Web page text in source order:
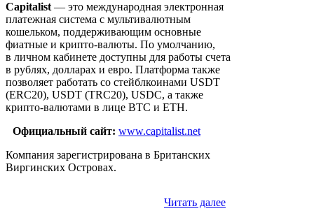
Capitalist — это международная электронная
платежная система с мультивалютным
кошельком, поддерживающим основные
фиатные и крипто-валюты. По умолчанию,
в личном кабинете доступны для работы счета
в рублях, долларах и евро. Платформа также
позволяет работать со стейблкоинами USDT
(ERC20), USDT (TRC20), USDC, а также
крипто-валютами в лице BTC и ETH.
Официальный сайт: www.capitalist.net
Компания зарегистрирована в Британских
Виргинских Островах.
Читать далее